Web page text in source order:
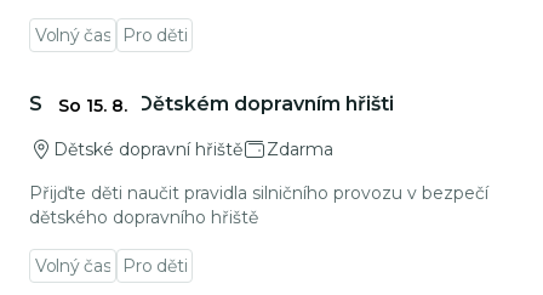
Volný čas Pro děti
Sobota na Dětském dopravním hřišti
Dětské dopravní hřiště
Zdarma
Přijďte děti naučit pravidla silničního provozu v bezpečí
dětského dopravního hřiště
Volný čas Pro děti
So 15. 8.